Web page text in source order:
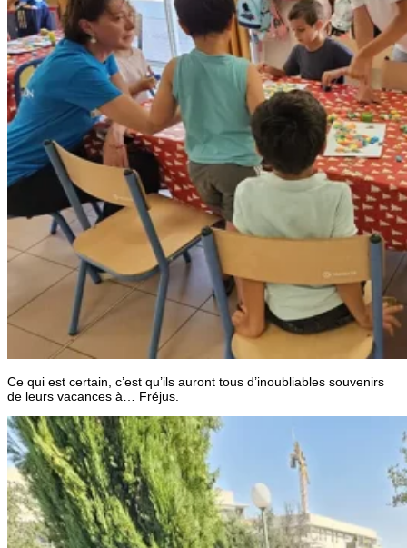
Ce qui est certain, c’est qu’ils auront tous d’inoubliables souvenirs
de leurs vacances à… Fréjus.